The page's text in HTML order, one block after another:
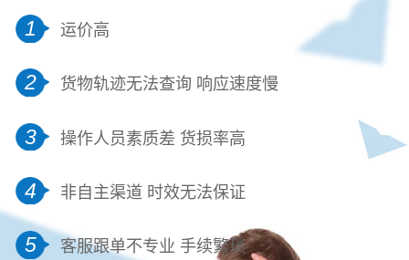
1 运价高
2 货物轨迹无法查询 响应速度慢
3 操作人员素质差 货损率高
4 非自主渠道 时效无法保证
5 客服跟单不专业 手续繁琐